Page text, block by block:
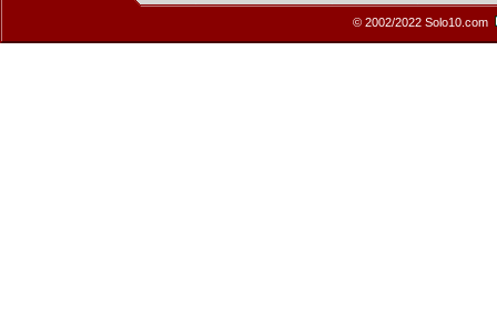
© 2002/2022 Solo10.com